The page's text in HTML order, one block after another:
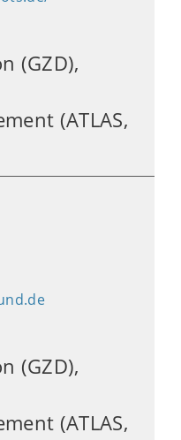
(GZD),
(ATLAS,
(GZD),
(ATLAS,